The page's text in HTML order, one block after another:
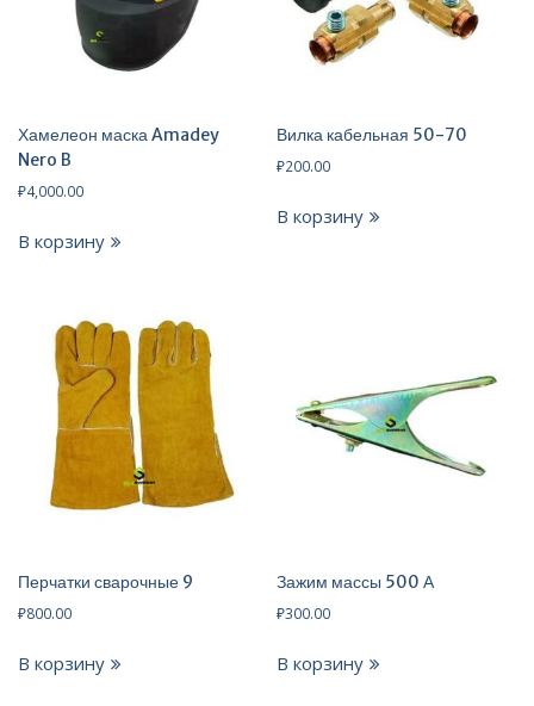
Хамелеон маска Amadey
Nero B
₽4,000.00
В корзину
Вилка кабельная 50-70
₽200.00
В корзину
Перчатки сварочные 9
₽800.00
В корзину
Зажим массы 500 А
₽300.00
В корзину